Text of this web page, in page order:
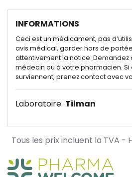
INFORMATIONS
Ceci est un médicament, pas
avis médical, garder hors de
attentivement la notice. Demandez
médecin ou à votre pharmacien. Si
surviennent, prenez contact avec
Laboratoire Tilman
Tous les prix incluent la TVA -